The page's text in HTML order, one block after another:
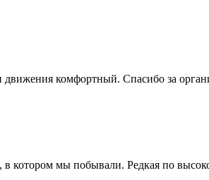
комфортный. Спасибо за
котором мы побывали. Редкая по